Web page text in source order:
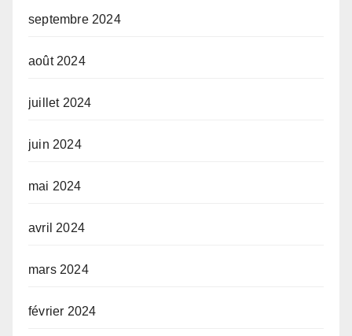
septembre 2024
août 2024
juillet 2024
juin 2024
mai 2024
avril 2024
mars 2024
février 2024